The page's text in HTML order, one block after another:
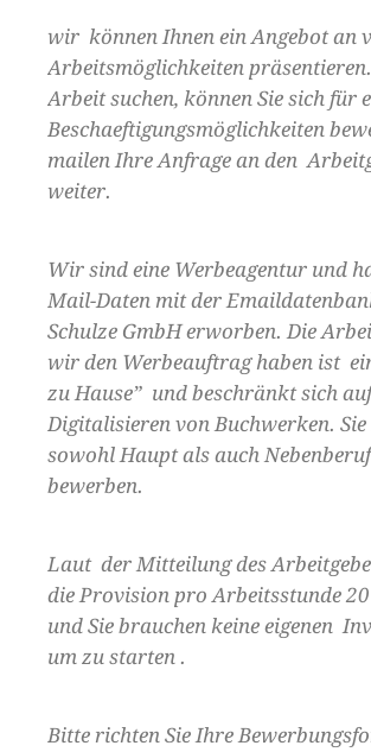
wir können Ihnen ein Angebot an
Arbeitsmöglichkeiten
Arbeit suchen, können Sie sich für
Beschaeftigungsmöglichkeiten
mailen Ihre Anfrage an den
weiter.
Wir sind eine Werbeagentur und
Mail-Daten mit der
Schulze GmbH erworben. Die
wir den Werbeauftrag haben ist
zu Hause” und beschränkt sich
Digitalisieren von Buchwerken.
sowohl Haupt als auch
bewerben.
Laut der Mitteilung des
die Provision pro Arbeitsstunde
und Sie brauchen keine eigenen
um zu starten .
Bitte richten Sie Ihre